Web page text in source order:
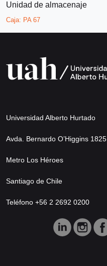
Unidad de almacenaje
Caja: PA 67
Universidad Alberto Hurtado
Avda. Bernardo O’Higgins 1825
Metro Los Héroes
Santiago de Chile
Teléfono +56 2 2692 0200